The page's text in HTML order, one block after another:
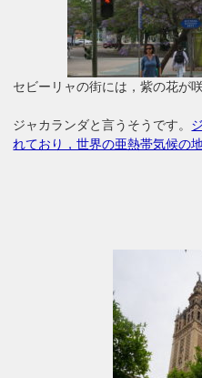
セビーリャの街には，紫の花が
ジャカランダと言うそうです。
れており，世界の亜熱帯気候の